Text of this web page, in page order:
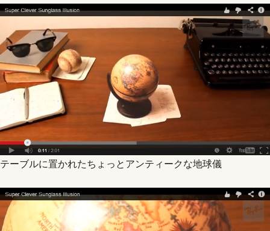
テーブルに置かれたちょっとアンティークな地球儀